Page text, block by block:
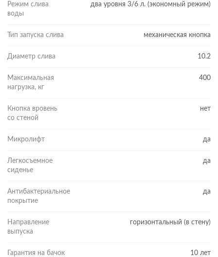
Режим слива
воды
два уровня 3/6 л. (экономный режим)
Тип запуска слива механическая кнопка
Диаметр слива 10.2
Максимальная
нагрузка, кг
400
Кнопка вровень
со стеной
нет
Микролифт да
Легкосъемное
сиденье
да
Антибактериальное
покрытие
да
Направление
выпуска
горизонтальный (в стену)
Гарантия на бачок 10 лет